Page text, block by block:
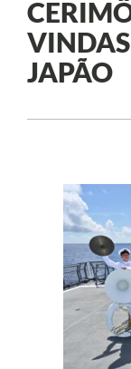
JAPÃO